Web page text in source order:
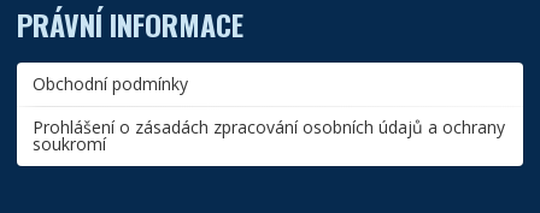
PRÁVNÍ INFORMACE
Obchodní podmínky
Prohlášení o zásadách zpracování osobních údajů a ochrany
soukromí